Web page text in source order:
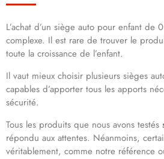
L’achat d’un siège auto pour enfant de
complexe. Il est rare de trouver le
toute la croissance de l’enfant.
Il vaut mieux choisir plusieurs sièges
capables d’apporter tous les apports
sécurité.
Tous les produits que nous avons testés
répondu aux attentes. Néanmoins,
véritablement, comme notre référence